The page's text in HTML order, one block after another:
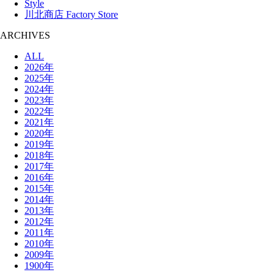
Style
川北商店 Factory Store
ARCHIVES
ALL
2026年
2025年
2024年
2023年
2022年
2021年
2020年
2019年
2018年
2017年
2016年
2015年
2014年
2013年
2012年
2011年
2010年
2009年
1900年